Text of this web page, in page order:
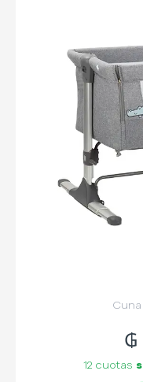
₲
12 cuotas